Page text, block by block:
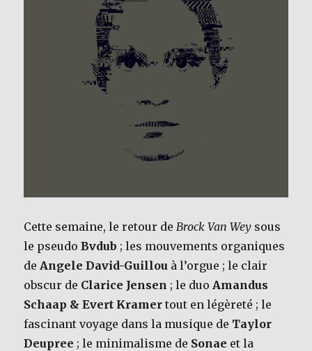
Cette semaine, le retour de Brock Van Wey sous
le pseudoBvdub ; les mouvements organiques
de Angele David-Guillou à l’orgue ; le clair
obscur de Clarice Jensen ; le duo Amandus
Schaap & Evert Kramer tout en légèreté ; le
fascinant voyage dans la musique de Taylor
Deupree ; le minimalisme de Sonae et la